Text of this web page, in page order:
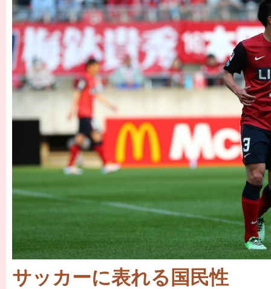
サッカーに表れる国民性